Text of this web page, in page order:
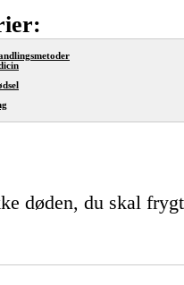
døden, du skal